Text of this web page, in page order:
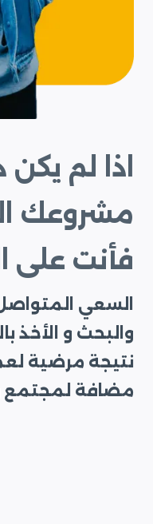
اذا لم
مشروعك
فأنت على
السعي المتواصل
والبحث و الأخذ
نتيجة مرضية
مضافة لمجتمع و